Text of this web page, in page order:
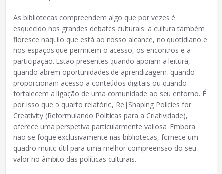
As bibliotecas compreendem algo que por vezes é
esquecido nos grandes debates culturais: a cultura também
floresce naquilo que está ao nosso alcance, no quotidiano e
nos espaços que permitem o acesso, os encontros e a
participação. Estão presentes quando apoiam a leitura,
quando abrem oportunidades de aprendizagem, quando
proporcionam acesso a conteúdos digitais ou quando
fortalecem a ligação de uma comunidade ao seu entorno. É
por isso que o quarto relatório, Re|Shaping Policies for
Creativity (Reformulando Políticas para a Criatividade),
oferece uma perspetiva particularmente valiosa. Embora
não se foque exclusivamente nas bibliotecas, fornece um
quadro muito útil para uma melhor compreensão do seu
valor no âmbito das políticas culturais.